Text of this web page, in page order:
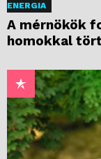
ENERGIA
A mérnökök
homokkal